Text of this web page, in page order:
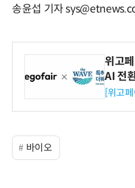
송윤섭 기자
위고
AI 전
시엄
[위고
바이오